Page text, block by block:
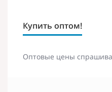
Купить оптом!
Оптовые цены